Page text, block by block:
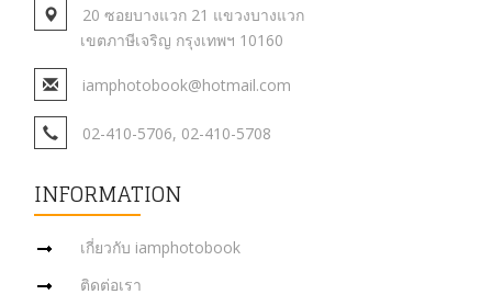
20 ซอยบางแวก 21 แขวงบางแวก
เขตภาษีเจริญ กรุงเทพฯ 10160
iamphotobook@hotmail.com
02-410-5706, 02-410-5708
INFORMATION
เกี่ยวกับ iamphotobook
ติดต่อเรา